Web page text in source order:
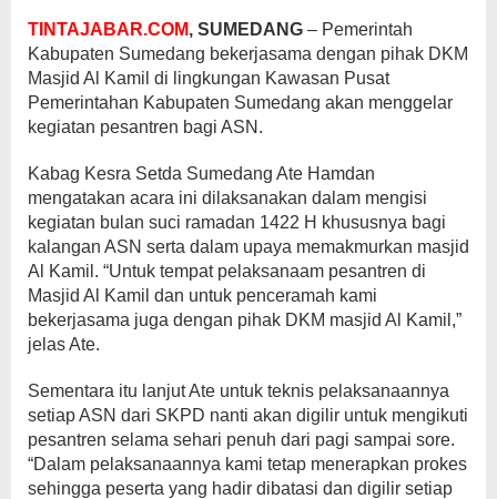
TINTAJABAR.COM, SUMEDANG – Pemerintah
Kabupaten Sumedang bekerjasama dengan pihak DKM
Masjid Al Kamil di lingkungan Kawasan Pusat
Pemerintahan Kabupaten Sumedang akan menggelar
kegiatan pesantren bagi ASN.
Kabag Kesra Setda Sumedang Ate Hamdan
mengatakan acara ini dilaksanakan dalam mengisi
kegiatan bulan suci ramadan 1422 H khususnya bagi
kalangan ASN serta dalam upaya memakmurkan masjid
Al Kamil. “Untuk tempat pelaksanaam pesantren di
Masjid Al Kamil dan untuk penceramah kami
bekerjasama juga dengan pihak DKM masjid Al Kamil,”
jelas Ate.
Sementara itu lanjut Ate untuk teknis pelaksanaannya
setiap ASN dari SKPD nanti akan digilir untuk mengikuti
pesantren selama sehari penuh dari pagi sampai sore.
“Dalam pelaksanaannya kami tetap menerapkan prokes
sehingga peserta yang hadir dibatasi dan digilir setiap